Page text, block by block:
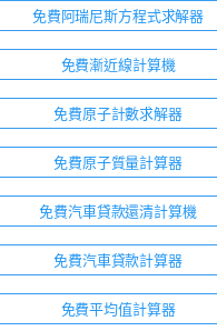
免費阿瑞尼斯方程式求解器
免費漸近線計算機
免費原子計數求解器
免費原子質量計算器
免費汽車貸款還清計算機
免費汽車貸款計算器
免費平均值計算器